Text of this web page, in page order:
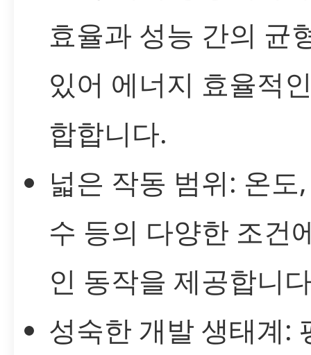
효율과 성능 간의 균
있어 에너지 효율적
합합니다.
넓은 작동 범위: 온도
수 등의 다양한 조건
인 동작을 제공합니
성숙한 개발 생태계: